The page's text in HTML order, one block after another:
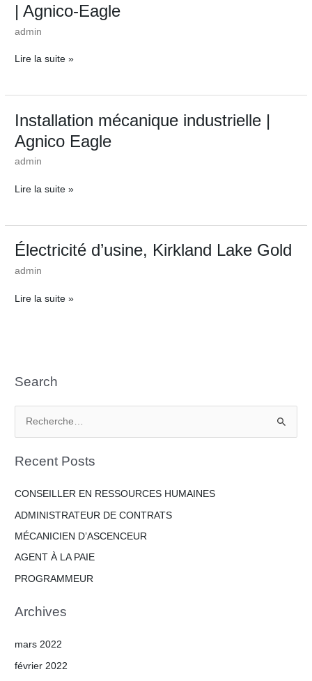
| Agnico-Eagle
admin
broyeur
semi-
|Lire la suite »
Installation mécanique industrielle |
Agnico Eagle
admin
Installation
mécanique
industrielle
|
Eagle
Lire la suite »
Électricité d’usine, Kirkland Lake Gold
admin
Électricité
Kirkland
Gold
Lire la suite »
Search
c
e
r
c
h
e
Recent Posts
CONSEILLER EN RESSOURCES HUMAINES
ADMINISTRATEUR DE CONTRATS
MÉCANICIEN D’ASCENCEUR
AGENT À LA PAIE
PROGRAMMEUR
Archives
mars 2022
février 2022